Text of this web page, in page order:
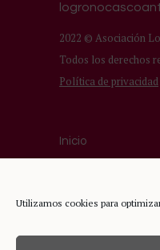
Utilizamos cookies para
2022 © Asociación
Todos los derechos
Política de privacidad
Inicio